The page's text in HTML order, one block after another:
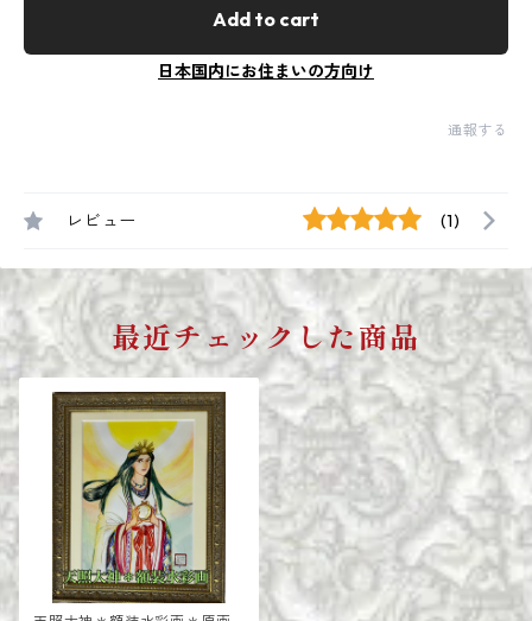
Add to cart
日本国内にお住まいの方向け
通報する
レビュー (1)
最近チェックした商品